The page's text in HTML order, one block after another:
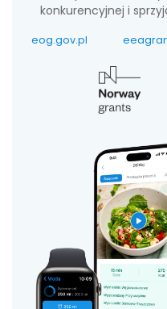
konkurencyjnej i
eog.gov.pl